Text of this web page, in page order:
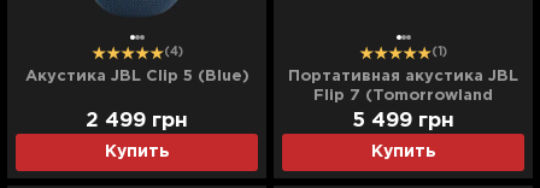
(4)
Акустика JBL Clip 5 (Blue)
Купить
2 499 грн
(1)
Портативная акустика JBL
Flip 7 (Tomorrowland
Edition)
Купить
5 499 грн